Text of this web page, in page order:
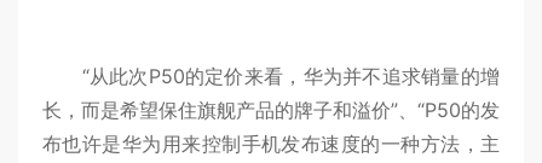
“从此次P50的定价来看，华为并不追求销量的增
长，而是希望保住旗舰产品的牌子和溢价”、“P50的发
布也许是华为用来控制手机发布速度的一种方法，主